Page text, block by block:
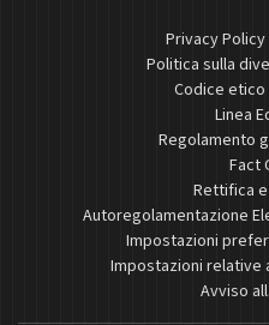
Privacy Policy
Politica sulla
Codice
Linea
Regolamento
Fact
Rettifica
Autoregolamentazione
Impostazioni
Impostazioni relative
Avviso